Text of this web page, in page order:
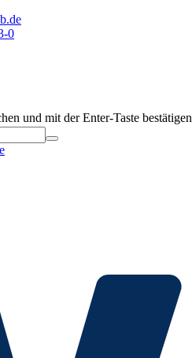
0
und mit der Enter-Taste bestätigen